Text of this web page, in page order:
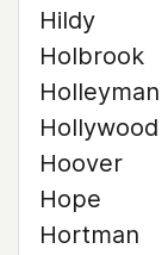
Hildy
Holbrook
Holleyman
Hollywood
Hoover
Hope
Hortman